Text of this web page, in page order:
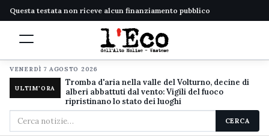
Questa testata non riceve alcun finanziamento pubblico
VENERDÌ 7 AGOSTO 2026
ULTIM'ORA
Tromba d'aria nella valle del Volturno, decine di
alberi abbattuti dal vento: Vigili del fuoco
ripristinano lo stato dei luoghi
Cerca
nel
CERCA